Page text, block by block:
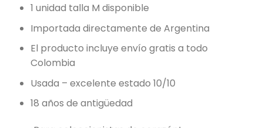
1 unidad talla M disponible
Importada directamente de Argentina
El producto incluye envío gratis a todo
Colombia
Usada – excelente estado 10/10
18 años de antigüedad